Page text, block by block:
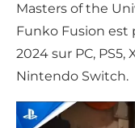
Masters of the
Funko Fusion est
2024 sur PC, PS5,
Nintendo Switch.